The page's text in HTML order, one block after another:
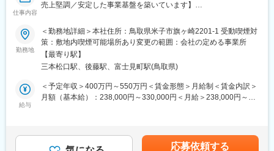
仕事内容
売上堅調／安定した事業基盤を築いています】
■当社について：
ガスの製造・販売及びガス関連器材の販売から設備設置までを行
っている当社。今回は当社のハウジング事業において、新築住宅
「さんその家」、リフォーム、古民家改修などの建築プロジェク
トの施工管理業務を担当していただきます。お客様の理想の暮ら
しを形にし、地域に根ざした住まいづくりを支える仕事です。
・お客様や設計担当との打ち合わせ
・協力会社や職人との工程調整
勤務地
＜勤務地詳細＞本社住所：鳥取県米子市旗ヶ崎2201-1 受動喫煙対
策：敷地内喫煙可能場所あり変更の範囲：会社の定める事業所
【最寄り駅】
三本松口駅、後藤駅、富士見町駅(鳥取県)
給与
＜予定年収＞400万円～550万円＜賃金形態＞月給制＜賃金内訳＞
月額（基本給）：238,000円～330,000円＜月給＞238,000円～
下する可能性があります。月給(月額)は固定手当を含めた表記で
応募依頼する